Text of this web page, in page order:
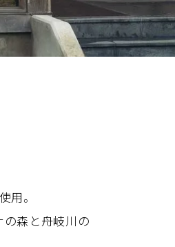
用。
森と舟岐川の